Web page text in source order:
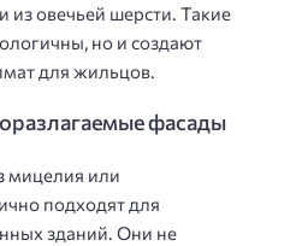
из овечьей шерсти. Такие
но и создают
для жильцов.
фасады
мицелия или
подходят для
зданий. Они не